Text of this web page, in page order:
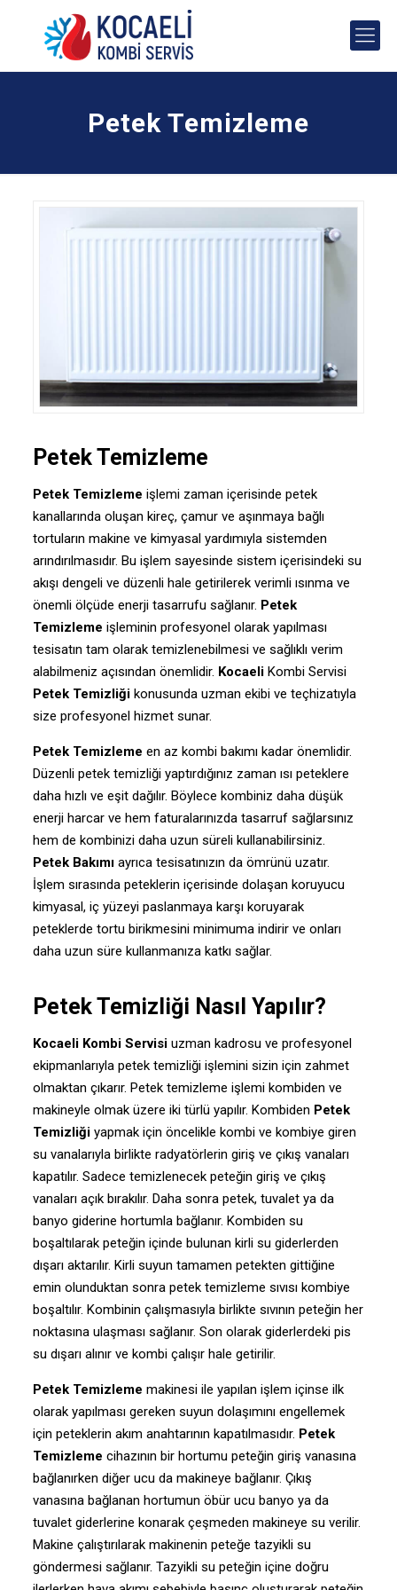
Petek Temizleme
Petek Temizleme
Petek Temizleme işlemi zaman içerisinde petek
kanallarında oluşan kireç, çamur ve aşınmaya bağlı
tortuların makine ve kimyasal yardımıyla sistemden
arındırılmasıdır. Bu işlem sayesinde sistem içerisindeki su
akışı dengeli ve düzenli hale getirilerek verimli ısınma ve
önemli ölçüde enerji tasarrufu sağlanır. Petek
Temizleme işleminin profesyonel olarak yapılması
tesisatın tam olarak temizlenebilmesi ve sağlıklı verim
alabilmeniz açısından önemlidir. KocaeliKombi Servisi
Petek Temizliğikonusunda uzman ekibi ve teçhizatıyla
size profesyonel hizmet sunar.
Petek Temizleme en az kombi bakımı kadar önemlidir.
Düzenli petek temizliği yaptırdığınız zaman ısı peteklere
daha hızlı ve eşit dağılır. Böylece kombiniz daha düşük
enerji harcar ve hem faturalarınızda tasarruf sağlarsınız
hem de kombinizi daha uzun süreli kullanabilirsiniz.
Petek Bakımıayrıca tesisatınızın da ömrünü uzatır.
İşlem sırasında peteklerin içerisinde dolaşan koruyucu
kimyasal, iç yüzeyi paslanmaya karşı koruyarak
peteklerde tortu birikmesini minimuma indirir ve onları
daha uzun süre kullanmanıza katkı sağlar.
Petek Temizliği Nasıl Yapılır?
Kocaeli Kombi Servisiuzman kadrosu ve profesyonel
ekipmanlarıyla petek temizliği işlemini sizin için zahmet
olmaktan çıkarır. Petek temizleme işlemi kombiden ve
makineyle olmak üzere iki türlü yapılır. Kombiden Petek
Temizliğiyapmak için öncelikle kombi ve kombiye giren
su vanalarıyla birlikte radyatörlerin giriş ve çıkış vanaları
kapatılır. Sadece temizlenecek peteğin giriş ve çıkış
vanaları açık bırakılır. Daha sonra petek, tuvalet ya da
banyo giderine hortumla bağlanır. Kombiden su
boşaltılarak peteğin içinde bulunan kirli su giderlerden
dışarı aktarılır. Kirli suyun tamamen petekten gittiğine
emin olunduktan sonra petek temizleme sıvısı kombiye
boşaltılır. Kombinin çalışmasıyla birlikte sıvının peteğin her
noktasına ulaşması sağlanır. Son olarak giderlerdeki pis
su dışarı alınır ve kombi çalışır hale getirilir.
Petek Temizleme makinesi ile yapılan işlem içinse ilk
olarak yapılması gereken suyun dolaşımını engellemek
için peteklerin akım anahtarının kapatılmasıdır. Petek
Temizleme cihazının bir hortumu peteğin giriş vanasına
bağlanırken diğer ucu da makineye bağlanır. Çıkış
vanasına bağlanan hortumun öbür ucu banyo ya da
tuvalet giderlerine konarak çeşmeden makineye su verilir.
Makine çalıştırılarak makinenin peteğe tazyikli su
göndermesi sağlanır. Tazyikli su peteğin içine doğru